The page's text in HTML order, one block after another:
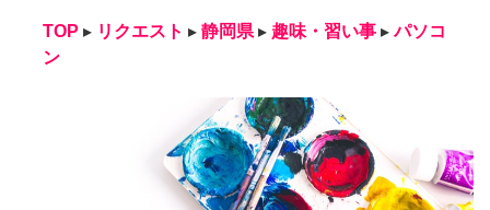
TOP ▸ リクエスト ▸ 静岡県 ▸ 趣味・習い事 ▸ パソコ
ン